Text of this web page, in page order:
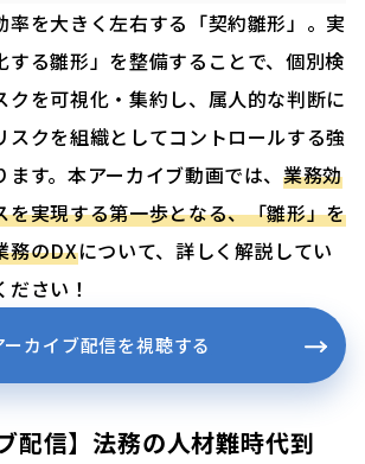
率を大きく左右する「契約雛形」。実
する雛形」を整備することで、個別検
クを可視化・集約し、属人的な判断に
スクを組織としてコントロールする強
ます。本アーカイブ動画では、業務効
を実現する第一歩となる、「雛形」を
務のDXについて、詳しく解説してい
ださい！
ーカイブ配信を視聴する
配信】 法務の人材難時代到